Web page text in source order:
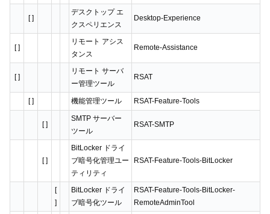
[ ]
デスクトップ エ
クスペリエンス
Desktop-Experience
[ ]
リモート アシス
タンス
Remote-Assistance
[ ]
リモート サーバ
ー管理ツール
RSAT
[ ] 機能管理ツール RSAT-Feature-Tools
[ ]
SMTP サーバー
ツール
RSAT-SMTP
[ ]
BitLocker ドライ
ブ暗号化管理ユー
ティリティ
RSAT-Feature-Tools-BitLocker
[
]
BitLocker ドライ
ブ暗号化ツール
RSAT-Feature-Tools-BitLocker-
RemoteAdminTool